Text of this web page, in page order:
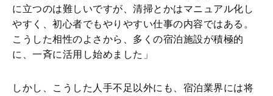
に立つのは難しいですが、清掃とかはマニュアル化し
やすく、初心者でもやりやすい仕事の内容ではある。
こうした相性のよさから、多くの宿泊施設が積極的
に、一斉に活用し始めました」
しかし、こうした人手不足以外にも、宿泊業界には将